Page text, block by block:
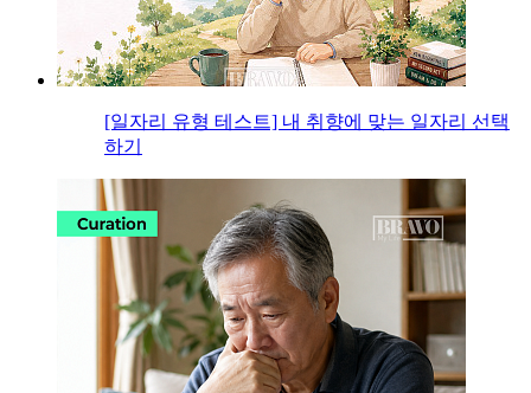
[일자리 유형 테스트] 내 취향에 맞는 일자리 선택
하기